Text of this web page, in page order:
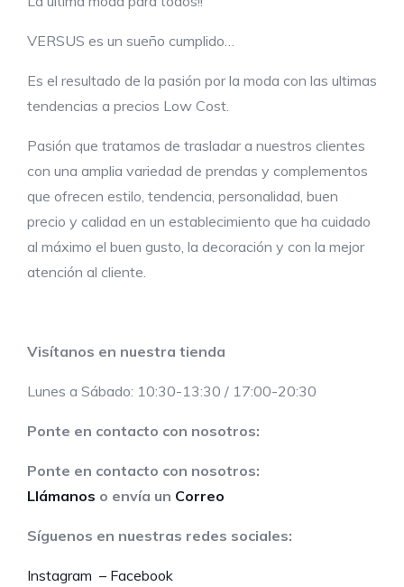
VERSUS es un sueño cumplido…
Es el resultado de la pasión por la moda con las ultimas
tendencias a precios Low Cost.
Pasión que tratamos de trasladar a nuestros clientes
con una amplia variedad de prendas y complementos
que ofrecen estilo, tendencia, personalidad, buen
precio y calidad en un establecimiento que ha cuidado
al máximo el buen gusto, la decoración y con la mejor
atención al cliente.
Visítanos en nuestra tienda
Lunes a Sábado: 10:30-13:30 / 17:00-20:30
Ponte en contacto con nosotros:
Ponte en contacto con nosotros:
Llámanos o envía un Correo
Síguenos en nuestras redes sociales:
Instagram – Facebook